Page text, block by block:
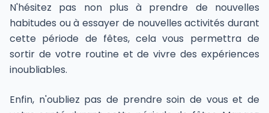
N'hésitez pas non plus à prendre de nouvelles
habitudes ou à essayer de nouvelles activités durant
cette période de fêtes, cela vous permettra de
sortir de votre routine et de vivre des expériences
inoubliables.
Enfin, n'oubliez pas de prendre soin de vous et de